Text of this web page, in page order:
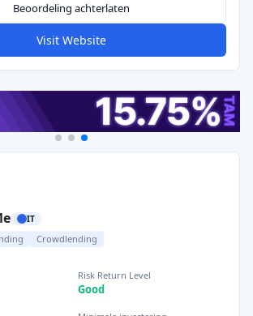
Beoordeling achterlaten
Visit Website
IT
Crowdlending
Risk Return Level
Good